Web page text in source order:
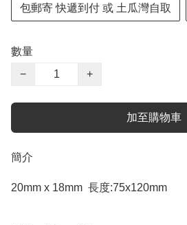
包郵寄 快遞到付 或 土瓜灣自取
數量
−
+
加至購物車
簡介
20mm x 18mm  長度:75x120mm